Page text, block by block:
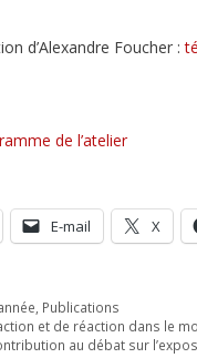
d’Alexandre Foucher :
de l’atelier
E-mail X
Publications
et de réaction dans le
au débat sur